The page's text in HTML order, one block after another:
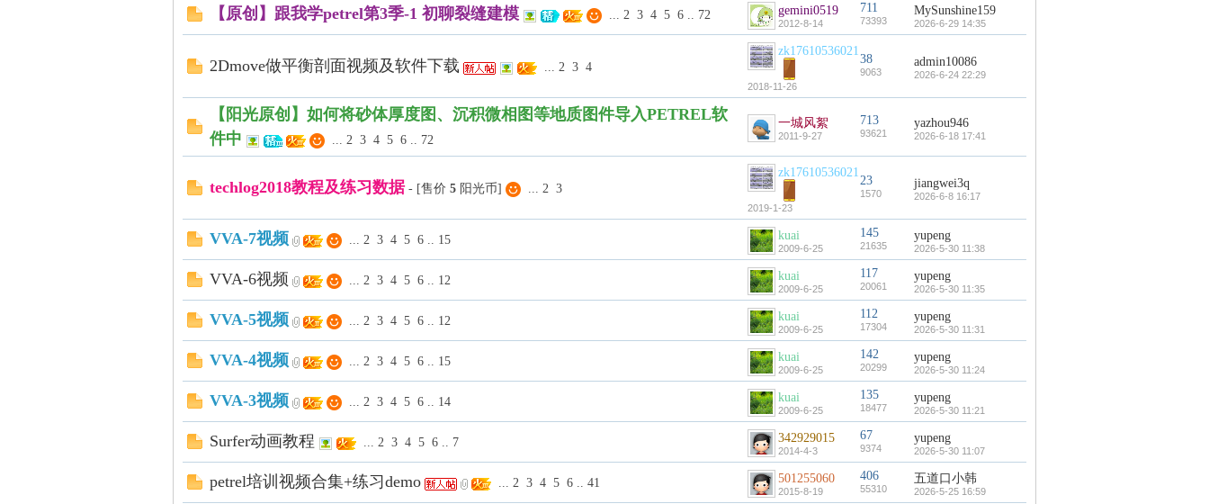
【原创】跟我学petrel第3季-1 初聊裂缝建模 ... 2 3 4 5 6 .. 72 gemini0519
2012-8-14
711
73393
MySunshine159
2026-6-29 14:35
2Dmove做平衡剖面视频及软件下载 ... 2 3 4
zk17610536021
2018-11-26
38
9063
admin10086
2026-6-24 22:29
【阳光原创】如何将砂体厚度图、沉积微相图等地质图件导入PETREL软
件中
... 2 3 4 5 6 .. 72
一城风絮
2011-9-27
713
93621
yazhou946
2026-6-18 17:41
techlog2018教程及练习数据- [售价 5 阳光币] ... 2 3
zk17610536021
2019-1-23
23
1570
jiangwei3q
2026-6-8 16:17
VVA-7视频 ... 2 3 4 5 6 .. 15 kuai
2009-6-25
145
21635
yupeng
2026-5-30 11:38
VVA-6视频 ... 2 3 4 5 6 .. 12 kuai
2009-6-25
117
20061
yupeng
2026-5-30 11:35
VVA-5视频 ... 2 3 4 5 6 .. 12 kuai
2009-6-25
112
17304
yupeng
2026-5-30 11:31
VVA-4视频 ... 2 3 4 5 6 .. 15 kuai
2009-6-25
142
20299
yupeng
2026-5-30 11:24
VVA-3视频 ... 2 3 4 5 6 .. 14 kuai
2009-6-25
135
18477
yupeng
2026-5-30 11:21
Surfer动画教程 ... 2 3 4 5 6 .. 7 342929015
2014-4-3
67
9374
yupeng
2026-5-30 11:07
petrel培训视频合集+练习demo ... 2 3 4 5 6 .. 41 501255060
2015-8-19
406
55310
五道口小韩
2026-5-25 16:59